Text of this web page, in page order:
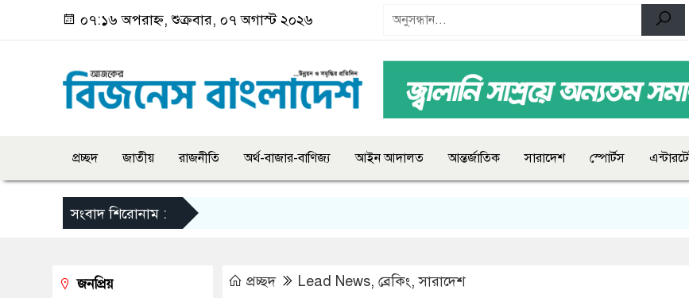
০৭:১৬ অপরাহ্ন, শুক্রবার, ০৭ অগাস্ট ২০২৬
প্রচ্ছদ জাতীয় রাজনীতি অর্থ-বাজার-বাণিজ্য আইন আদালত আন্তর্জাতিক সারাদেশ স্পোর্টস
সংবাদ শিরোনাম :
প্রচ্ছদ Lead News, ব্রেকিং,সারাদেশ
জনপ্রিয়